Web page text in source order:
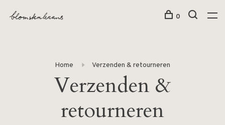
0
Home Verzenden & retourneren
Verzenden &
retourneren